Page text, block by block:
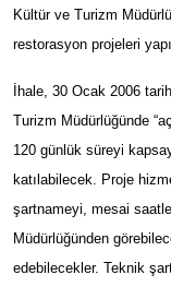
Kültür ve Turizm
restorasyon projeleri
İhale, 30 Ocak 2006
Turizm Müdürlüğünde
120 günlük süreyi
katılabilecek. Proje
şartnameyi, mesai
Müdürlüğünden
edebilecekler. Teknik